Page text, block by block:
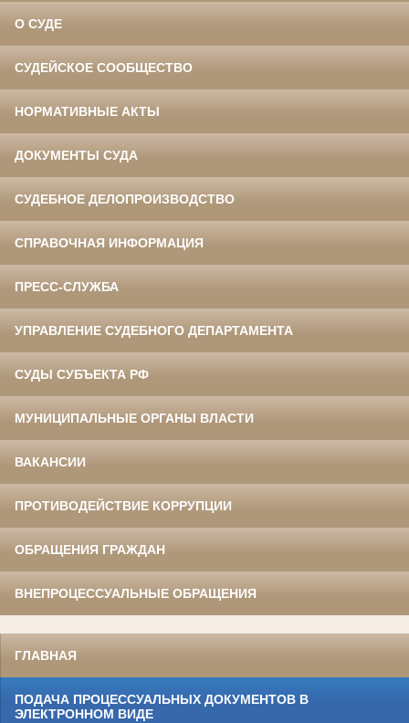
О СУДЕ
СУДЕЙСКОЕ СООБЩЕСТВО
НОРМАТИВНЫЕ АКТЫ
ДОКУМЕНТЫ СУДА
СУДЕБНОЕ ДЕЛОПРОИЗВОДСТВО
СПРАВОЧНАЯ ИНФОРМАЦИЯ
ПРЕСС-СЛУЖБА
УПРАВЛЕНИЕ СУДЕБНОГО ДЕПАРТАМЕНТА
СУДЫ СУБЪЕКТА РФ
МУНИЦИПАЛЬНЫЕ ОРГАНЫ ВЛАСТИ
ВАКАНСИИ
ПРОТИВОДЕЙСТВИЕ КОРРУПЦИИ
ОБРАЩЕНИЯ ГРАЖДАН
ВНЕПРОЦЕССУАЛЬНЫЕ ОБРАЩЕНИЯ
ГЛАВНАЯ
ПОДАЧА ПРОЦЕССУАЛЬНЫХ ДОКУМЕНТОВ В
ЭЛЕКТРОННОМ ВИДЕ